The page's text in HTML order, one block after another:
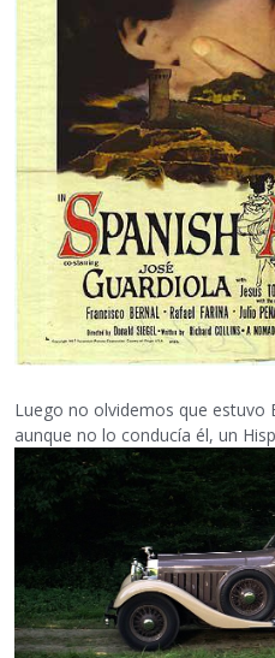
Luego no olvidemos que estuvo
aunque no lo conducía él, un